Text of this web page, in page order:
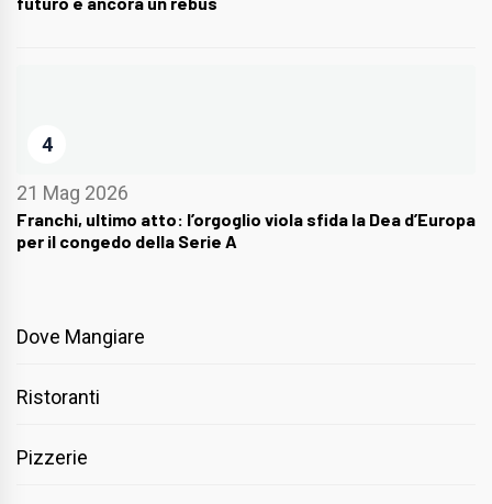
4
21 Mag 2026
Franchi, ultimo atto: l’orgoglio viola sfida la Dea d’Europa
per il congedo della Serie A
Dove Mangiare
Ristoranti
Pizzerie